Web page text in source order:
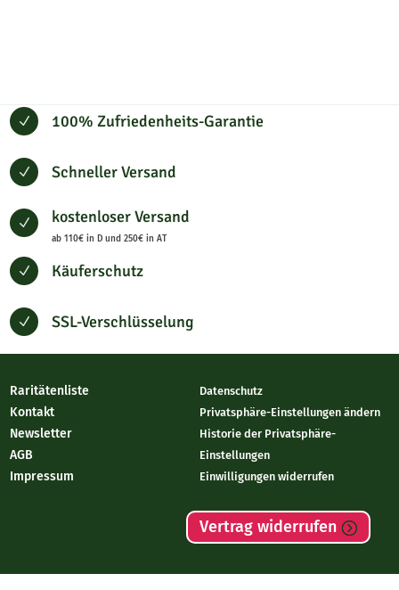
N 100% Zufriedenheits-Garantie
N Schneller Versand
N kostenloser Versand
ab 110€ in D und 250€ in AT
N Käuferschutz
N SSL-Verschlüsselung
Raritätenliste
Kontakt
Newsletter
AGB
Impressum
Datenschutz
Privatsphäre-Einstellungen ändern
Historie der Privatsphäre-
Einstellungen
Einwilligungen widerrufen
Vertrag widerrufen